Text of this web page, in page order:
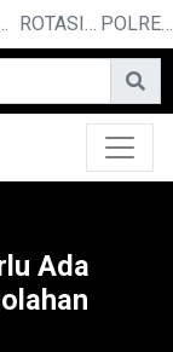
REVOLUSI MENTAL ROTASI DAN MUTASI : BEBERAPA PEJABAT DATANG DAN PERGI DARI JAJARAN KEJAKSAAN TINGGI JAWA BARAT POLRESTABES MEDAN HADIRI JAMUAN MAKAN MALAM WAKA POLDA SUMUT BRIGJEN POL JAWARI
Ada